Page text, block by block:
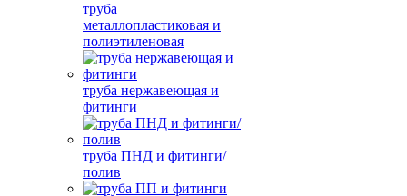
труба
металлопластиковая и
полиэтиленовая
труба нержавеющая и
фитинги
труба ПНД и фитинги/
полив